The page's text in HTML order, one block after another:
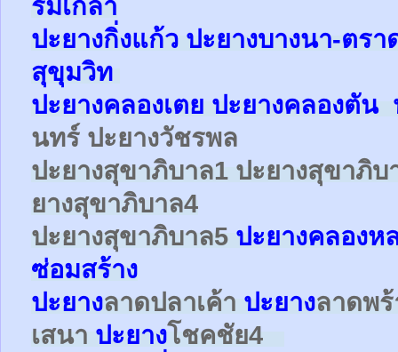
ร่มเกล้า
ปะยางกิ่งแก้ว ปะยางบางนา-ตร
สุขุมวิท
ปะยางคลองเตย ปะยางคลองตัน
นทร์ ปะยางวัชรพล
ปะยางสุขาภิบาล1 ปะยางสุขาภิบ
ยางสุขาภิบาล4
ปะยางสุขาภิบาล5 ปะยางคลองห
ซ่อมสร้าง
ปะยางลาดปลาเค้า ปะยางลาดพ
เสนา ปะยางโชคชัย4